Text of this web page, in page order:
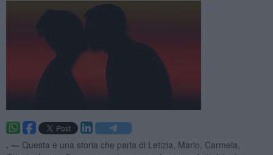
. — Questa è una storia che parla di Letizia, Mario, Carmela,